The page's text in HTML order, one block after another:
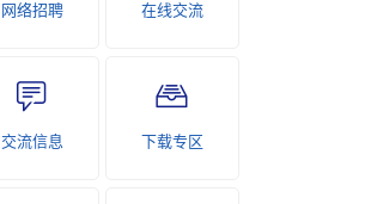
网络招聘 在线交流
交流信息 下载专区